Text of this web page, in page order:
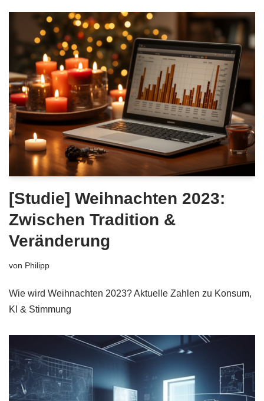
[Studie] Weihnachten 2023:
Zwischen Tradition &
Veränderung
von Philipp
Wie wird Weihnachten 2023? Aktuelle Zahlen zu Konsum,
KI & Stimmung